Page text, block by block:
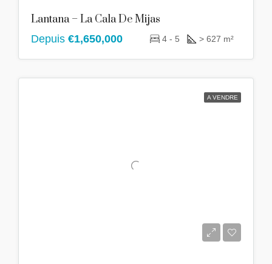
Lantana – La Cala De Mijas
Depuis €1,650,000 4 - 5 > 627 m²
A VENDRE